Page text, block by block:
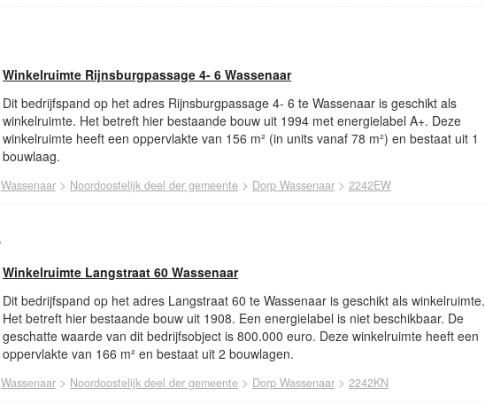
Winkelruimte Rijnsburgpassage 4- 6 Wassenaar
Dit bedrijfspand op het adres Rijnsburgpassage 4- 6 te Wassenaar is geschikt als
winkelruimte. Het betreft hier bestaande bouw uit 1994 met energielabel A+. Deze
winkelruimte heeft een oppervlakte van 156 m² (in units vanaf 78 m²) en bestaat uit 1
bouwlaag.
Wassenaar > Noordoostelijk deel der gemeente > Dorp Wassenaar > 2242EW
Winkelruimte Langstraat 60 Wassenaar
Dit bedrijfspand op het adres Langstraat 60 te Wassenaar is geschikt als winkelruimte.
Het betreft hier bestaande bouw uit 1908. Een energielabel is niet beschikbaar. De
geschatte waarde van dit bedrijfsobject is 800.000 euro. Deze winkelruimte heeft een
oppervlakte van 166 m² en bestaat uit 2 bouwlagen.
Wassenaar > Noordoostelijk deel der gemeente > Dorp Wassenaar > 2242KN